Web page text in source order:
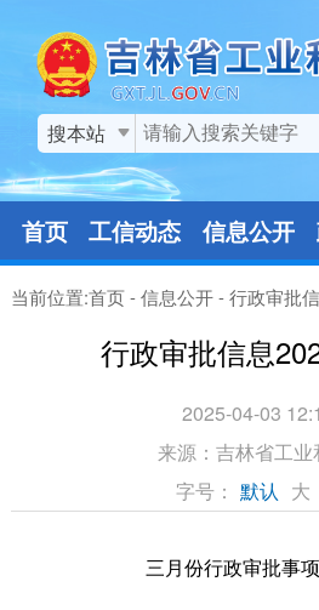
搜本站
首页 工信动态 信息公开
当前位置:首页-信息公开-行政审批
行政审批信息
2025-04-03
来源： 吉林省工
字号： 默认 大
三月份行政审批事